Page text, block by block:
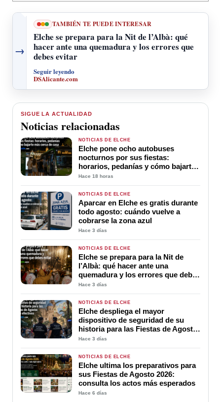
→
TAMBIÉN TE PUEDE INTERESAR
Elche se prepara para la Nit de l’Albà: qué
hacer ante una quemadura y los errores que
debes evitar
Seguir leyendo
DSAlicante.com
SIGUE LA ACTUALIDAD
Noticias relacionadas
NOTICIAS DE ELCHE
Elche pone ocho autobuses
nocturnos por sus fiestas:
horarios, pedanías y cómo bajarte
más cerca de casa
Hace 18 horas
NOTICIAS DE ELCHE
Aparcar en Elche es gratis durante
todo agosto: cuándo vuelve a
cobrarse la zona azul
Hace 3 días
NOTICIAS DE ELCHE
Elche se prepara para la Nit de
l’Albà: qué hacer ante una
quemadura y los errores que debes
evitar
Hace 3 días
NOTICIAS DE ELCHE
Elche despliega el mayor
dispositivo de seguridad de su
historia para las Fiestas de Agosto:
3.725 efectivos
Hace 3 días
NOTICIAS DE ELCHE
Elche ultima los preparativos para
sus Fiestas de Agosto 2026:
consulta los actos más esperados
Hace 6 días